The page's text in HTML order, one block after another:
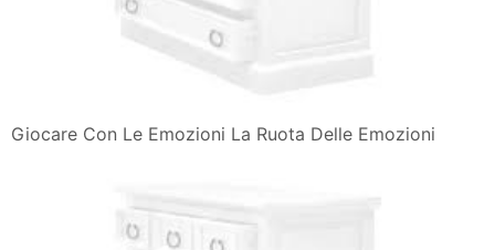
Giocare Con Le Emozioni La Ruota Delle Emozioni